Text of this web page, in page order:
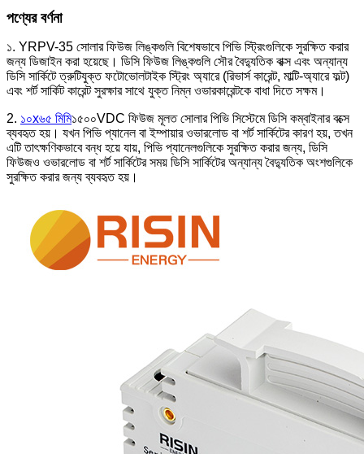
পণ্যের বর্ণনা
১. YRPV-35 সোলার ফিউজ লিঙ্কগুলি বিশেষভাবে পিভি স্ট্রিংগুলিকে সুরক্ষিত করার
জন্য ডিজাইন করা হয়েছে। ডিসি ফিউজ লিঙ্কগুলি সৌর বৈদ্যুতিক বাক্স এবং অন্যান্য
ডিসি সার্কিটে ত্রুটিযুক্ত ফটোভোলটাইক স্ট্রিং অ্যারে (রিভার্স কারেন্ট, মাল্টি-অ্যারে ফল্ট)
এবং শর্ট সার্কিট কারেন্ট সুরক্ষার সাথে যুক্ত নিম্ন ওভারকারেন্টকে বাধা দিতে সক্ষম।
2. ১০x৬৫ মিমি১৫০০VDC ফিউজ মূলত সোলার পিভি সিস্টেমে ডিসি কম্বাইনার বক্সে
ব্যবহৃত হয়। যখন পিভি প্যানেল বা ইম্পায়ার ওভারলোড বা শর্ট সার্কিটের কারণ হয়, তখন
এটি তাৎক্ষণিকভাবে বন্ধ হয়ে যায়, পিভি প্যানেলগুলিকে সুরক্ষিত করার জন্য, ডিসি
ফিউজও ওভারলোড বা শর্ট সার্কিটের সময় ডিসি সার্কিটের অন্যান্য বৈদ্যুতিক অংশগুলিকে
সুরক্ষিত করার জন্য ব্যবহৃত হয়।